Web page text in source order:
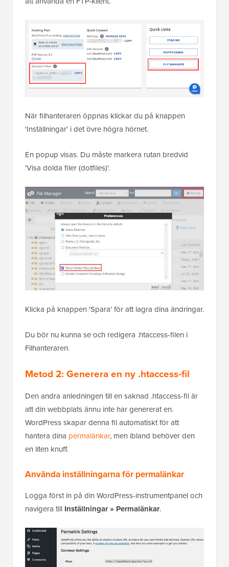
När filhanteraren öppnas klickar du på knappen
'Inställningar' i det övre högra hörnet.
En popup visas. Du måste markera rutan bredvid
'Visa dolda filer (dotfiles)'.
Klicka på knappen 'Spara' för att lagra dina ändringar.
Du bör nu kunna se och redigera .htaccess-filen i
Filhanteraren.
Metod 2: Generera en ny .htaccess-fil
Den andra anledningen till en saknad .htaccess-fil är
att din webbplats ännu inte har genererat en.
WordPress skapar denna fil automatiskt för att
hantera dina permalänkar, men ibland behöver den
en liten knuff.
Använda inställningarna för permalänkar
Logga först in på din WordPress-instrumentpanel och
navigera till Inställningar » Permalänkar.